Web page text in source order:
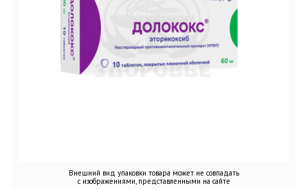
Внешний вид упаковки товара может не совпадать
с изображениями, представленными на сайте